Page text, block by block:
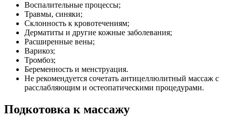
Воспалительные процессы;
Травмы, синяки;
Склонность к кровотечениям;
Дерматиты и другие кожные заболевания;
Расширенные вены;
Варикоз;
Тромбоз;
Беременность и менструация.
Не рекомендуется сочетать антицеллюлитный массаж с
расслабляющим и остеопатическими процедурами.
Подкотовка к массажу